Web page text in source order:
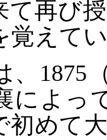
て再び
覚えて
、1875
によっ
初めて